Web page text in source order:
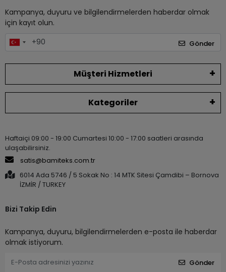
Kampanya, duyuru ve bilgilendirmelerden haberdar olmak
için kayıt olun.
Gönder
Müşteri Hizmetleri
Kategoriler
Haftaiçi 09:00 - 19:00 Cumartesi 10:00 - 17:00 saatleri arasında
ulaşabilirsiniz.
satis@bamiteks.com.tr
6014 Ada 5746 / 5 Sokak No : 14 MTK Sitesi Çamdibi – Bornova
İZMİR / TURKEY
Bizi Takip Edin
Kampanya, duyuru, bilgilendirmelerden e-posta ile haberdar
olmak istiyorum.
Gönder